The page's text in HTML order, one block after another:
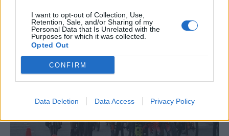
I want to opt-out of Collection, Use,
Retention, Sale, and/or Sharing of my
Personal Data that Is Unrelated with the
Purposes for which it was collected.
Opted Out
CONFIRM
Data Deletion Data Access Privacy Policy
La Cursa de l’Aldea segona d’etiqueta d’or de la
Running Sèries Terres de l’Ebre
09 maig 2026